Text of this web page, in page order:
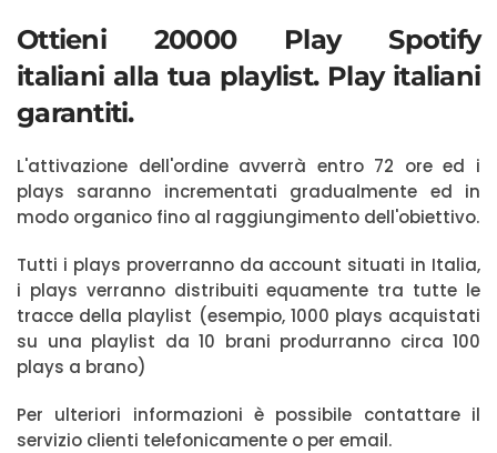
Ottieni 20000 Play Spotify
italiani alla tua playlist. Play italiani
garantiti.
L'attivazione dell'ordine avverrà entro 72 ore ed i
plays saranno incrementati gradualmente ed in
modo organico fino al raggiungimento dell'obiettivo.
Tutti i plays proverranno da account situati in Italia,
i plays verranno distribuiti equamente tra tutte le
tracce della playlist (esempio, 1000 plays acquistati
su una playlist da 10 brani produrranno circa 100
plays a brano)
Per ulteriori informazioni è possibile contattare il
servizio clienti telefonicamente o per email.